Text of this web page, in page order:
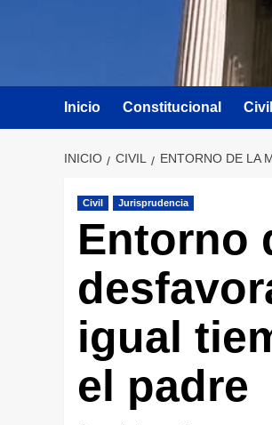
Inicio Constitucional Civil
INICIO CIVIL ENTORNO DE LA
Civil Jurisprudencia
Entorno
igual
el padre